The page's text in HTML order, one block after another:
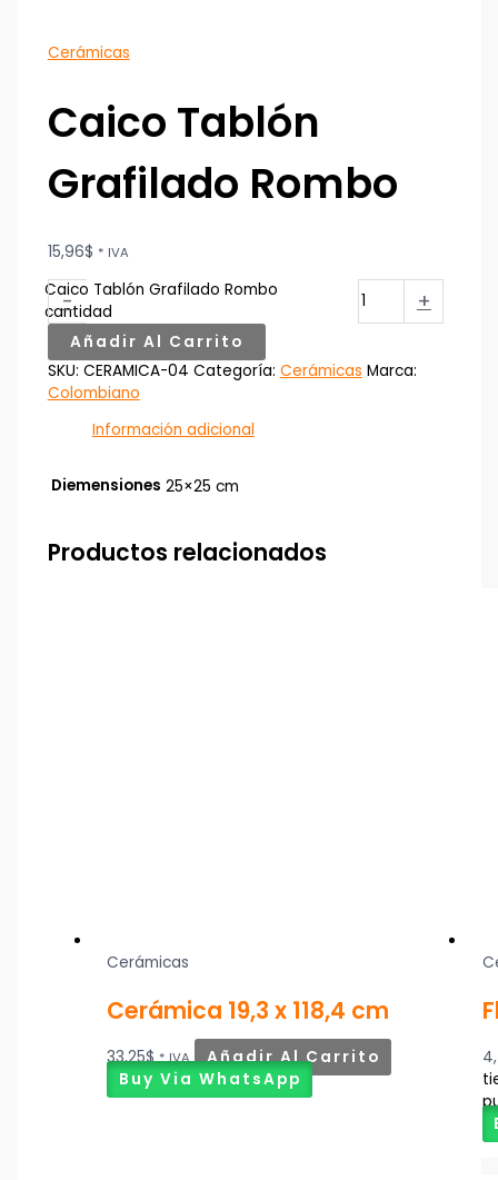
Cerámicas
Caico Tablón
Grafilado Rombo
15,96$ * IVA
-
Caico Tablón Grafilado Rombo
cantidad
+
Añadir Al Carrito
SKU: CERAMICA-04 Categoría: Cerámicas Marca:
Colombiano
Información adicional
Diemensiones 25×25 cm
Productos relacionados
Cerámicas
Cerámica 19,3 x 118,4 cm
33,25$ * IVA
Añadir Al Carrito
Buy Via WhatsApp